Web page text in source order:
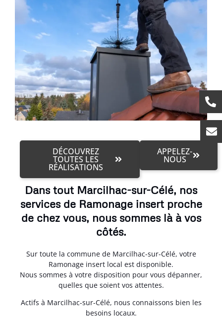
DÉCOUVREZ
TOUTES LES
RÉALISATIONS
APPELEZ-
NOUS
Dans tout Marcilhac-sur-Célé, nos
services de Ramonage insert proche
de chez vous, nous sommes là à vos
côtés.
Sur toute la commune de Marcilhac-sur-Célé, votre
Ramonage insert local est disponible.
Nous sommes à votre disposition pour vous dépanner,
quelles que soient vos attentes.
Actifs à Marcilhac-sur-Célé, nous connaissons bien les
besoins locaux.